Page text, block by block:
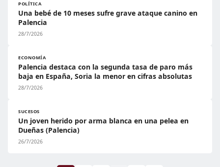
POLÍTICA
Una bebé de 10 meses sufre grave ataque canino en
Palencia
28/7/2026
ECONOMÍA
Palencia destaca con la segunda tasa de paro más
baja en España, Soria la menor en cifras absolutas
28/7/2026
SUCESOS
Un joven herido por arma blanca en una pelea en
Dueñas (Palencia)
26/7/2026